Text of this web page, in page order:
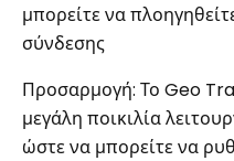
μπορείτε να
σύνδεσης
Προσαρμογή: Το Geo
μεγάλη ποικιλία
ώστε να μπορείτε να